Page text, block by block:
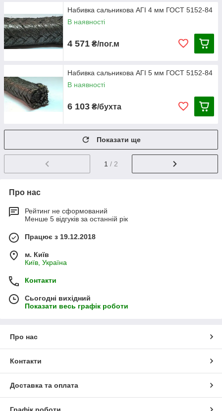
Набивка сальникова АГІ 4 мм ГОСТ 5152-84
В наявності
4 571 ₴/пог.м
Набивка сальникова АГІ 5 мм ГОСТ 5152-84
В наявності
6 103 ₴/бухта
Показати ще
1 / 2
Про нас
Рейтинг не сформований
Менше 5 відгуків за останній рік
Працює з 19.12.2018
м. Київ
Київ, Україна
Контакти
Сьогодні вихідний
Показати весь графік роботи
Про нас
Контакти
Доставка та оплата